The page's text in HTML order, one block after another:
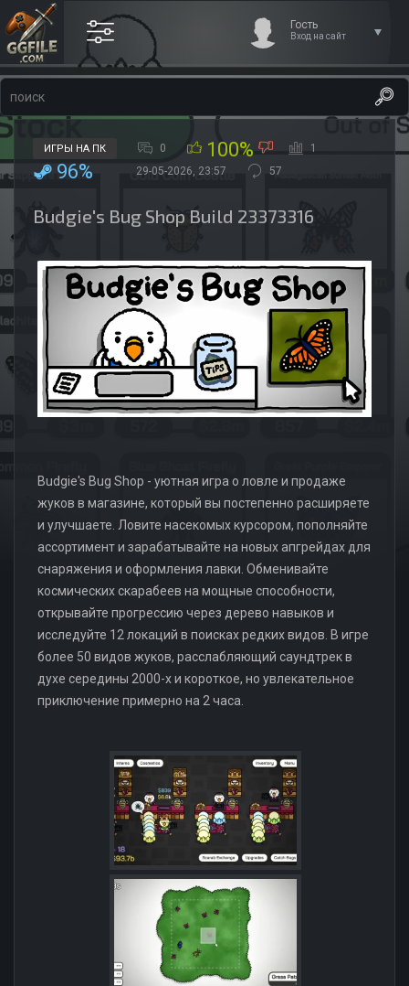
Гость
Вход на сайт
ИГРЫ НА ПК 0 100% 1
96% 29-05-2026, 23:57 57
Budgie's Bug Shop Build 23373316
Budgie's Bug Shop - уютная игра о ловле и продаже
жуков в магазине, который вы постепенно расширяете
и улучшаете. Ловите насекомых курсором, пополняйте
ассортимент и зарабатывайте на новых апгрейдах для
снаряжения и оформления лавки. Обменивайте
космических скарабеев на мощные способности,
открывайте прогрессию через дерево навыков и
исследуйте 12 локаций в поисках редких видов. В игре
более 50 видов жуков, расслабляющий саундтрек в
духе середины 2000-х и короткое, но увлекательное
приключение примерно на 2 часа.